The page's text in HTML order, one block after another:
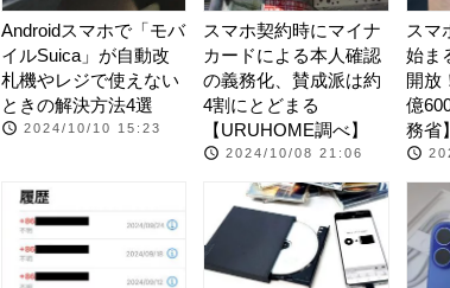
Androidスマホで「モバ
イルSuica」が自動改
札機やレジで使えない
ときの解決方法4選
2024/10/10 15:23
スマホ契約時にマイナ
カードによる本人確認
の義務化、賛成派は約
4割にとどまる
【URUHOME調べ】
2024/10/08 21:06
スマ
始ま
開放
億
務省】